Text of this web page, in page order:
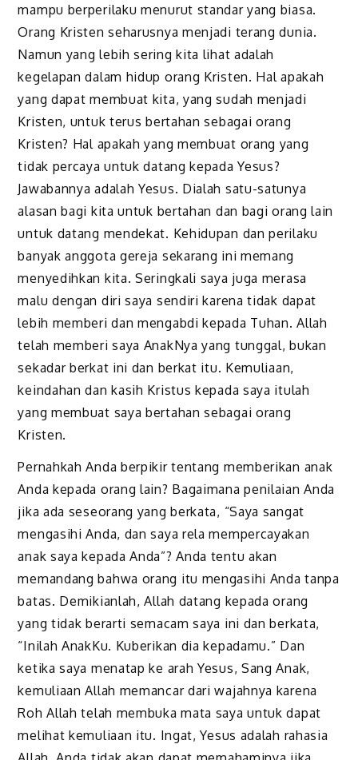
mampu berperilaku menurut standar yang biasa.
Orang Kristen seharusnya menjadi terang dunia.
Namun yang lebih sering kita lihat adalah
kegelapan dalam hidup orang Kristen. Hal apakah
yang dapat membuat kita, yang sudah menjadi
Kristen, untuk terus bertahan sebagai orang
Kristen? Hal apakah yang membuat orang yang
tidak percaya untuk datang kepada Yesus?
Jawabannya adalah Yesus. Dialah satu-satunya
alasan bagi kita untuk bertahan dan bagi orang lain
untuk datang mendekat. Kehidupan dan perilaku
banyak anggota gereja sekarang ini memang
menyedihkan kita. Seringkali saya juga merasa
malu dengan diri saya sendiri karena tidak dapat
lebih memberi dan mengabdi kepada Tuhan. Allah
telah memberi saya AnakNya yang tunggal, bukan
sekadar berkat ini dan berkat itu. Kemuliaan,
keindahan dan kasih Kristus kepada saya itulah
yang membuat saya bertahan sebagai orang
Kristen.
Pernahkah Anda berpikir tentang memberikan anak
Anda kepada orang lain? Bagaimana penilaian Anda
jika ada seseorang yang berkata, “Saya sangat
mengasihi Anda, dan saya rela mempercayakan
anak saya kepada Anda”? Anda tentu akan
memandang bahwa orang itu mengasihi Anda tanpa
batas. Demikianlah, Allah datang kepada orang
yang tidak berarti semacam saya ini dan berkata,
“Inilah AnakKu. Kuberikan dia kepadamu.” Dan
ketika saya menatap ke arah Yesus, Sang Anak,
kemuliaan Allah memancar dari wajahnya karena
Roh Allah telah membuka mata saya untuk dapat
melihat kemuliaan itu. Ingat, Yesus adalah rahasia